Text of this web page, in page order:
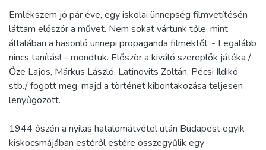
Emlékszem jó pár éve, egy iskolai ünnepség filmvetítésén
láttam először a művet. Nem sokat vártunk tőle, mint
általában a hasonló ünnepi propaganda filmektől. - Legalább
nincs tanítás! – mondtuk. Először a kiváló szereplők játéka /
Őze Lajos, Márkus László, Latinovits Zoltán, Pécsi Ildikó
stb./ fogott meg, majd a történet kibontakozása teljesen
lenyűgözött.
1944 őszén a nyilas hatalomátvétel után Budapest egyik
kiskocsmájában estéről estére összegyűlik egy